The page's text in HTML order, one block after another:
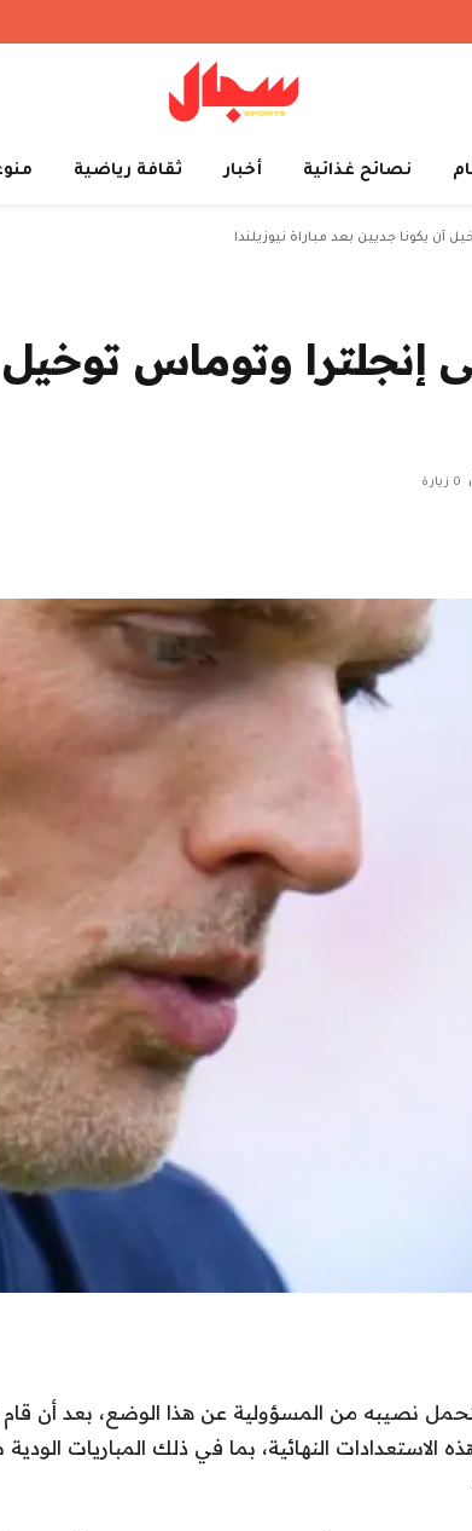
نصائح غذائية أخبار ثقافة رياضية
يجب على إنجلترا وتوماس
0 زيارة
نصيبه من المسؤولية عن هذا الوضع، بعد أن قام
الاستعدادات النهائية، بما في ذلك المباريات